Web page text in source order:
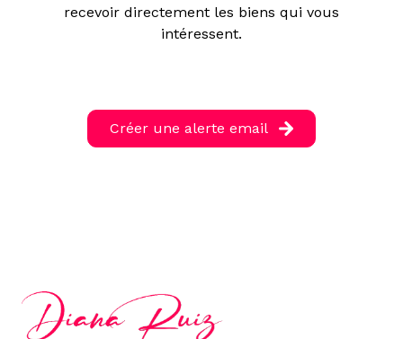
recevoir directement les biens qui vous
intéressent.
Créer une alerte email